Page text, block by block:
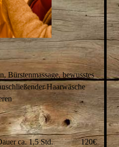
Bürstenmassage, bewusstes
Haarwäsche
ca. 1,5 Std. 120€